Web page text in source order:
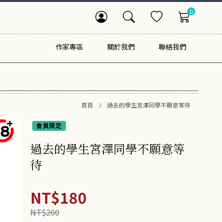
0
作家專區 關於我們 聯絡我們
首頁 過去的學生宮澤同學不願意等待
會員限定
過去的學生宮澤同學不願意等
待
NT$180
NT$200